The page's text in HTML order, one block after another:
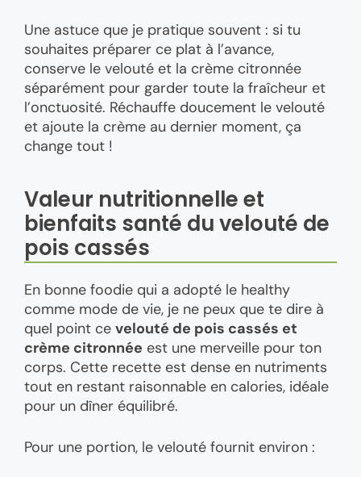
Une astuce que je pratique souvent : si tu
souhaites préparer ce plat à l’avance,
conserve le velouté et la crème citronnée
séparément pour garder toute la fraîcheur et
l’onctuosité. Réchauffe doucement le velouté
et ajoute la crème au dernier moment, ça
change tout !
Valeur nutritionnelle et
bienfaits santé du velouté de
pois cassés
En bonne foodie qui a adopté le healthy
comme mode de vie, je ne peux que te dire à
quel point ce velouté de pois cassés et
crème citronnée est une merveille pour ton
corps. Cette recette est dense en nutriments
tout en restant raisonnable en calories, idéale
pour un dîner équilibré.
Pour une portion, le velouté fournit environ :